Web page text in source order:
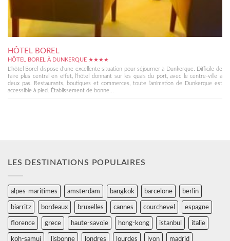
HÔTEL BOREL
HÔTEL BOREL À DUNKERQUE ★★★★
L'hôtel Borel dispose d'une excellente situation pour séjourner à Dunkerque. Difficile de
faire plus central en effet, l'hôtel donnant sur les quais du port, avec le centre-ville à
deux pas. Restaurants, boutiques et commerces, toute l'animation de Dunkerque est
accessible à pied. Établissement de bonne...
LES DESTINATIONS POPULAIRES
alpes-maritimes amsterdam bangkok barcelone berlin
biarritz bordeaux bruxelles cannes courchevel espagne
florence grece haute-savoie hong-kong istanbul italie
koh-samui lisbonne londres lourdes lyon madrid